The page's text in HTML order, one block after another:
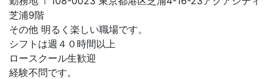
芝浦9階
その他 明るく楽しい職場です。
シフトは週４０時間以上
ロースクール生歓迎
経験不問です。